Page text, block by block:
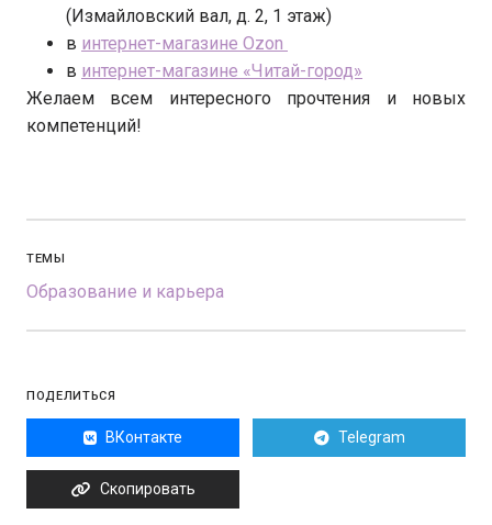
(Измайловский вал, д. 2, 1 этаж)
в интернет-магазине Ozon
в интернет-магазине «Читай-город»
Желаем всем интересного прочтения и новых
компетенций!
ТЕМЫ
Образование и карьера
ПОДЕЛИТЬСЯ
ВКонтакте Telegram
Скопировать